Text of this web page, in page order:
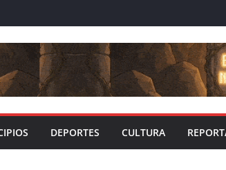
DEPORTES CULTURA